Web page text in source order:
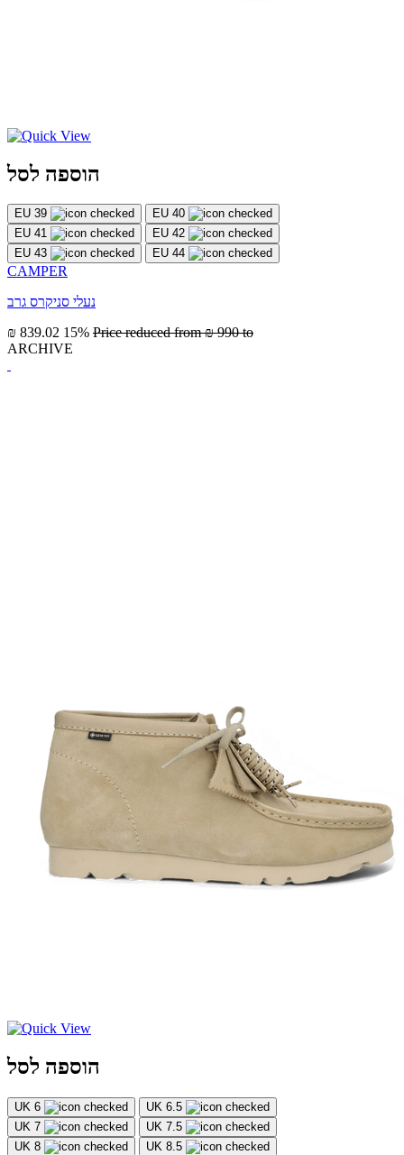
הוספה לסל
EU 39
EU 40
EU 41
EU 42
EU 43
EU 44
CAMPER
נעלי סניקרס גרב
₪ 839.02 15% Price reduced from₪ 990 to
ARCHIVE
הוספה לסל
UK 6
UK 6.5
UK 7
UK 7.5
UK 8
UK 8.5